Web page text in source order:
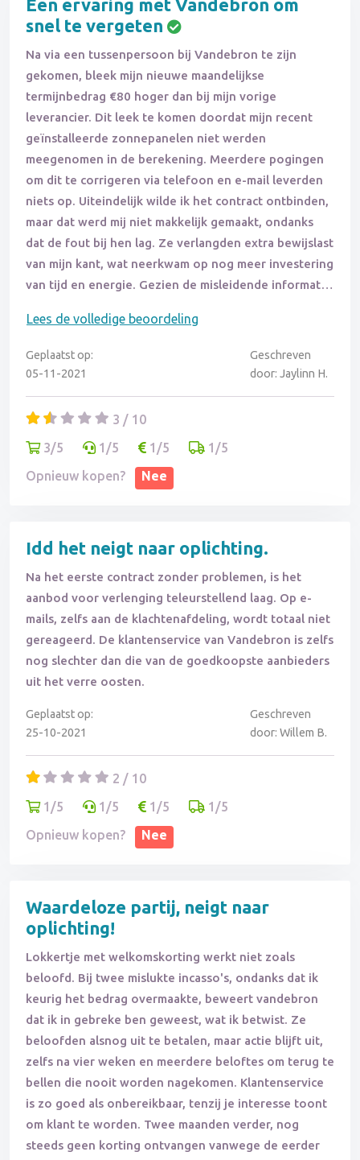
Een ervaring met Vandebron om
snel te vergeten
Na via een tussenpersoon bij Vandebron te zijn
gekomen, bleek mijn nieuwe maandelijkse
termijnbedrag €80 hoger dan bij mijn vorige
leverancier. Dit leek te komen doordat mijn recent
geïnstalleerde zonnepanelen niet werden
meegenomen in de berekening. Meerdere pogingen
om dit te corrigeren via telefoon en e-mail leverden
niets op. Uiteindelijk wilde ik het contract ontbinden,
maar dat werd mij niet makkelijk gemaakt, ondanks
dat de fout bij hen lag. Ze verlangden extra bewijslast
van mijn kant, wat neerkwam op nog meer investering
van tijd en energie. Gezien de misleidende informatie
communicatie vanuit Vandebron zelf, weiger ik een
cent te betalen. Mijn advies: blijf ver van dit bedrijf.
Lees de volledige beoordeling
Geplaatst op:
05-11-2021
Geschreven
door: Jaylinn H.
3 / 10
3/5
1/5 1/5
1/5
Opnieuw kopen?
Nee
Idd het neigt naar oplichting.
Na het eerste contract zonder problemen, is het
aanbod voor verlenging teleurstellend laag. Op e-
mails, zelfs aan de klachtenafdeling, wordt totaal niet
gereageerd. De klantenservice van Vandebron is zelfs
nog slechter dan die van de goedkoopste aanbieders
uit het verre oosten.
Geplaatst op:
25-10-2021
Geschreven
door: Willem B.
2 / 10
1/5
1/5 1/5
1/5
Opnieuw kopen?
Nee
Waardeloze partij, neigt naar
oplichting!
Lokkertje met welkomskorting werkt niet zoals
beloofd. Bij twee mislukte incasso's, ondanks dat ik
keurig het bedrag overmaakte, beweert vandebron
dat ik in gebreke ben geweest, wat ik betwist. Ze
beloofden alsnog uit te betalen, maar actie blijft uit,
zelfs na vier weken en meerdere beloftes om terug te
bellen die nooit worden nagekomen. Klantenservice
is zo goed als onbereikbaar, tenzij je interesse toont
om klant te worden. Twee maanden verder, nog
steeds geen korting ontvangen vanwege de eerder